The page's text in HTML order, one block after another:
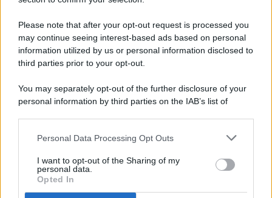
Please note that after your opt-out request is processed you
may continue seeing interest-based ads based on personal
information utilized by us or personal information disclosed to
third parties prior to your opt-out.
You may separately opt-out of the further disclosure of your
personal information by third parties on the IAB’s list of
This information may also be disclosed by us to third parties
disclose it to other third parties.
Personal Data Processing Opt Outs
I want to opt-out of the Sharing of my
personal data.
Opted In
Registrata Al Tribunale Di Nocera Inferiore N. 8/2020 - RG N.
ISCRIZIONE AL ROC N. 35792 – ISCRITTA ALL’ANSO
(ASSOCIAZIONE NAZIONALE STAMPA ONLINE)
PREFERENZE PRIVACY